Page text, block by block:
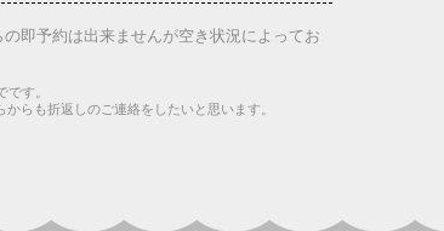
の即予約は出来ませんが空き状況によってお
す。
らも折返しのご連絡をしたいと思います。